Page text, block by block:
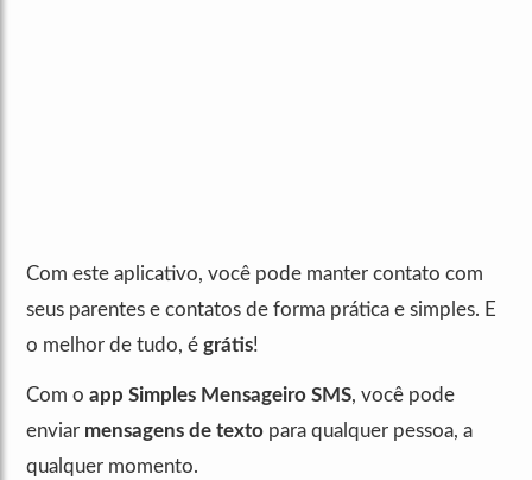
Com este aplicativo, você pode manter contato com
seus parentes e contatos de forma prática e simples. E
o melhor de tudo, é grátis!
Com o app Simples Mensageiro SMS, você pode
enviar mensagens de texto para qualquer pessoa, a
qualquer momento.